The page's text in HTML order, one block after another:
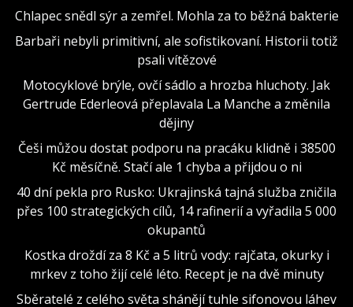
Chlapec snědl sýr a zemřel. Mohla za to běžná bakterie
Barbaři nebyli primitivní, ale sofistikovaní. Historii totiž
psali vítězové
Motocyklové brýle, ovčí sádlo a hrozba hluchoty. Jak
Gertrude Ederleová přeplavala La Manche a změnila
dějiny
Češi můžou dostat podporu na pracáku klidně i 38500
Kč měsíčně. Stačí ale 1 chyba a přijdou o ni
40 dní pekla pro Rusko: Ukrajinská tajná služba zničila
přes 100 strategických cílů, 14 rafinerií a vyřadila 5 000
okupantů
Kostka droždí za 8 Kč a 5 litrů vody: rajčata, okurky i
mrkev z toho žijí celé léto. Recept je na dvě minuty
Sběratelé z celého světa shánějí tuhle sifonovou láhev